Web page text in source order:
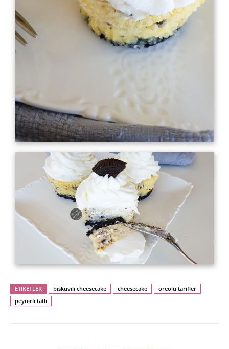
ETİKETLER bisküvili cheesecake cheesecake
oreolu tarifler
peynirli tatlı